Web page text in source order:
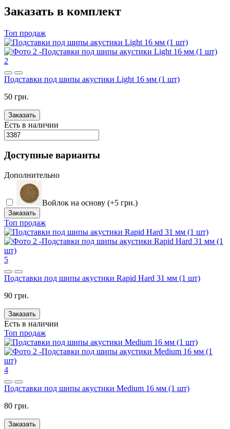
Заказать в комплект
Топ продаж
2
Подставки под шипы акустики Light 16 мм (1 шт)
50 грн.
Заказать
Есть в наличии
Доступные варианты
Дополнительно
Войлок на основу (+5 грн.)
Заказать
Топ продаж
5
Подставки под шипы акустики Rapid Hard 31 мм (1 шт)
90 грн.
Заказать
Есть в наличии
Топ продаж
4
Подставки под шипы акустики Medium 16 мм (1 шт)
80 грн.
Заказать